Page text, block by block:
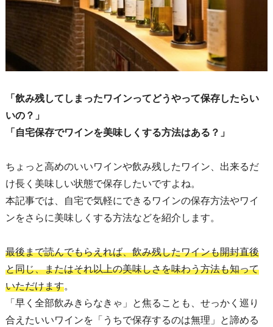
「飲み残してしまったワインってどうやって保存したらい
いの？」
「自宅保存でワインを美味しくする方法はある？」
ちょっと高めのいいワインや飲み残したワイン、出来るだ
け長く美味しい状態で保存したいですよね。
本記事では、自宅で気軽にできるワインの保存方法やワイ
ンをさらに美味しくする方法などを紹介します。
最後まで読んでもらえれば、飲み残したワインも開封直後
と同じ、またはそれ以上の美味しさを味わう方法も知って
いただけます。
「早く全部飲みきらなきゃ」と焦ることも、せっかく巡り
合えたいいワインを「うちで保存するのは無理」と諦める